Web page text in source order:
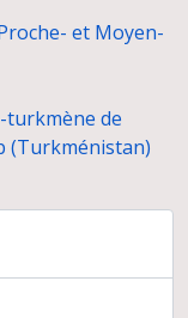
and India" (Inde)
ou consultatives
et Moyen-
de
(Turkménistan)